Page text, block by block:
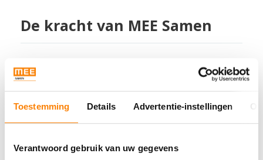
Toestemming Details Advertentie-instellingen
Verantwoord gebruik van uw gegevens
De kracht van MEE Samen
Onze impact begint bij onze medewerkers,
ervaringsdeskundigen en vrijwilligers. Hun
kennis en betrokkenheid zorgen ervoor dat
ondersteuning werkt in de praktijk.
Samen met cliënten, partners en